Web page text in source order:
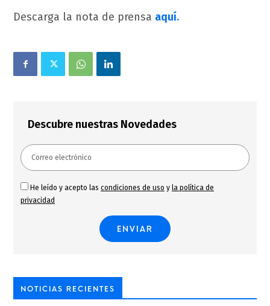
Descarga la nota de prensa aquí.
Descubre nuestras Novedades
He leído y acepto las condiciones de uso y la política de
privacidad
NOTICIAS RECIENTES